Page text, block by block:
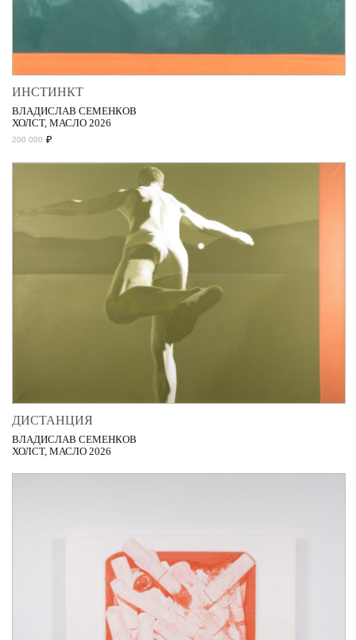
ИНСТИНКТ
ВЛАДИСЛАВ СЕМЕНКОВ
ХОЛСТ, МАСЛО 2026
200 000 ₽
ДИСТАНЦИЯ
ВЛАДИСЛАВ СЕМЕНКОВ
ХОЛСТ, МАСЛО 2026